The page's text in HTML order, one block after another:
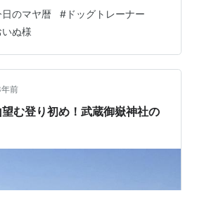
がキーワード。 まずは自分自身の
みてください。 自分の好きなこと
ることは何？ 深く掘り下げてみる
があるはずです😊 ★赤い龍 20あ
番最初にくるのが「赤い龍」。…
日のマヤ暦 # ドッグトレーナー
いぬ様
前
望む登り初め！武蔵御嶽神社の